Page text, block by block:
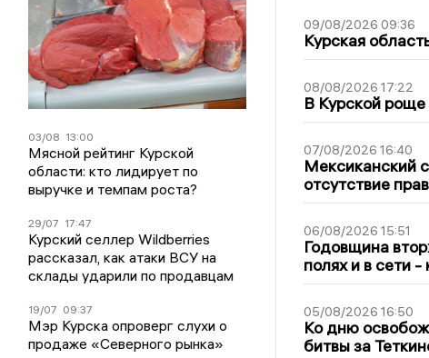
03/08 13:00
Мясной рейтинг Курской
области: кто лидирует по
выручке и темпам роста?
29/07 17:47
Курский селлер Wildberries
рассказал, как атаки ВСУ на
склады ударили по продавцам
19/07 09:37
Мэр Курска опроверг слухи о
продаже «Северного рынка»
09/08/2026 09:36
Курская
08/08/2026 17:22
В Курской
07/08/2026 16:40
Мексиканский
отсутствие
06/08/2026 15:51
Годовщина
полях и в сети
05/08/2026 16:50
Ко дню
битвы за